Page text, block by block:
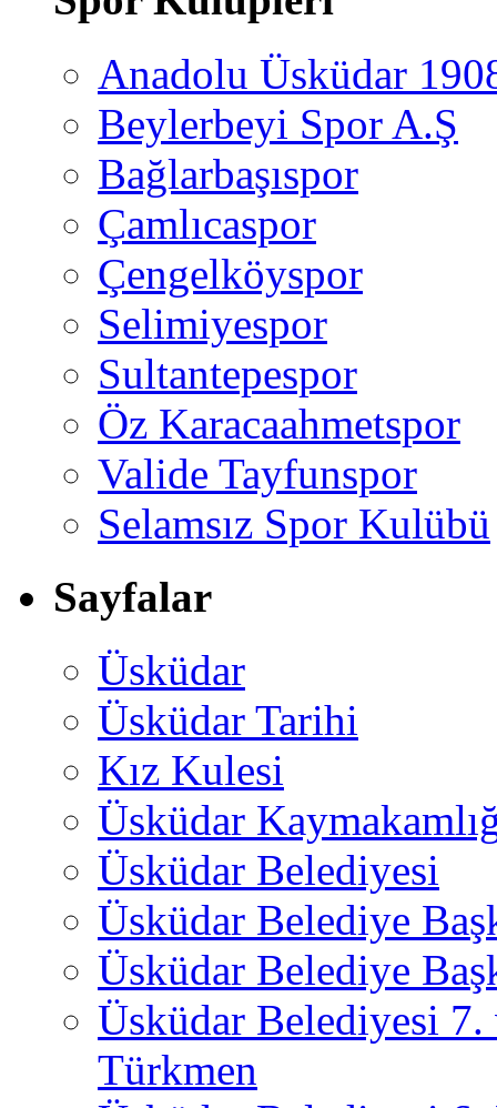
Anadolu Üsküdar
Beylerbeyi Spor A.Ş
Bağlarbaşıspor
Çamlıcaspor
Çengelköyspor
Selimiyespor
Sultantepespor
Öz Karacaahmetspor
Valide Tayfunspor
Selamsız Spor Kulübü
Sayfalar
Üsküdar
Üsküdar Tarihi
Kız Kulesi
Üsküdar
Üsküdar Belediyesi
Üsküdar Belediye
Üsküdar Belediye
Üsküdar Belediyesi
Türkmen